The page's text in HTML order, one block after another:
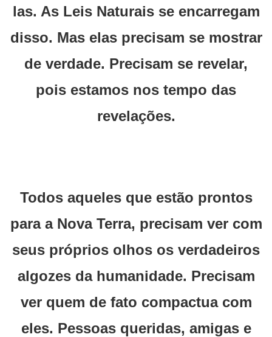
las. As Leis Naturais se encarregam
disso. Mas elas precisam se mostrar
de verdade. Precisam se revelar,
pois estamos nos tempo das
revelações.
Todos aqueles que estão prontos
para a Nova Terra, precisam ver com
seus próprios olhos os verdadeiros
algozes da humanidade. Precisam
ver quem de fato compactua com
eles. Pessoas queridas, amigas e